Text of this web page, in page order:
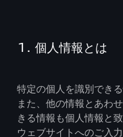
1. 個人情報とは
特定の個人を識別でき
また、他の情報とあわ
きる情報も個人情報と致
ウェブサイトへのご入